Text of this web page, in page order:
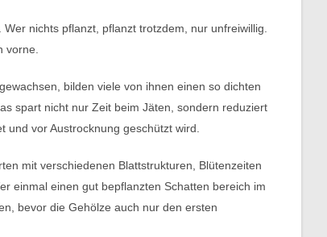
nichts pflanzt, pflanzt trotzdem, nur unfreiwillig.
vorne.
bilden viele von ihnen einen so dichten
spart nicht nur Zeit beim Jäten, sondern reduziert
vor Austrocknung geschützt wird.
mit verschiedenen Blattstrukturen, Blütenzeiten
einmal einen gut bepflanzten Schatten bereich im
bevor die Gehölze auch nur den ersten